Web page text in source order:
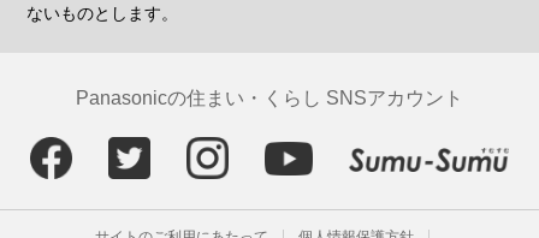
ないものとします。
Panasonicの住まい・くらし SNSアカウント